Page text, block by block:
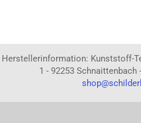
Herstellerinformation: Kunststoff-
1 - 92253 Schnaittenbach